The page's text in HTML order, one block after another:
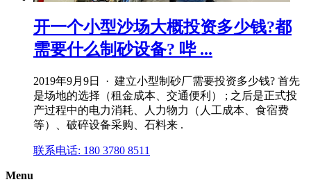
开一个小型沙场大概投资多少钱?都
需要什么制砂设备? 哔 ...
2019年9月9日 · 建立小型制砂厂需要投资多少钱? 首先
是场地的选择（租金成本、交通便利） ; 之后是正式投
产过程中的电力消耗、人力物力（人工成本、食宿费
等）、破碎设备采购、石料来 .
联系电话: 180 3780 8511
Menu